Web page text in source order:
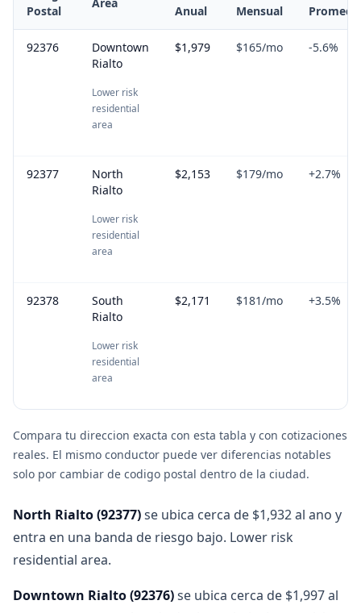
Postal
Anual
Mensual
92376
Downtown
Rialto
Lower risk
residential
area
$1,979 $165/mo -5.6%
92377
North
Rialto
Lower risk
residential
area
$2,153 $179/mo +2.7%
92378
South
Rialto
Lower risk
residential
area
$2,171 $181/mo +3.5%
Compara tu direccion exacta con esta tabla y con cotizaciones
reales. El mismo conductor puede ver diferencias notables
solo por cambiar de codigo postal dentro de la ciudad.
North Rialto(92377)se ubica cerca de $1,932 al ano y
entra en una banda de riesgo bajo. Lower risk
residential area.
Downtown Rialto(92376)se ubica cerca de $1,997 al